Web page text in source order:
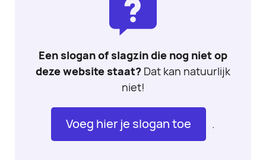
Een slogan of slagzin die nog niet op
deze website staat? Dat kan natuurlijk
niet!
Voeg hier je slogan toe .